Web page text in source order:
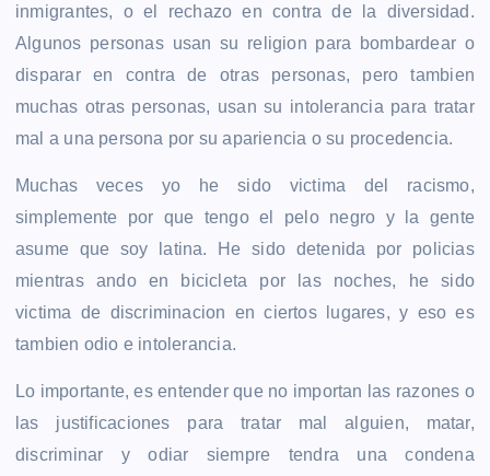
inmigrantes, o el rechazo en contra de la diversidad.
Algunos personas usan su religion para bombardear o
disparar en contra de otras personas, pero tambien
muchas otras personas, usan su intolerancia para tratar
mal a una persona por su apariencia o su procedencia.
Muchas veces yo he sido victima del racismo,
simplemente por que tengo el pelo negro y la gente
asume que soy latina. He sido detenida por policias
mientras ando en bicicleta por las noches, he sido
victima de discriminacion en ciertos lugares, y eso es
tambien odio e intolerancia.
Lo importante, es entender que no importan las razones o
las justificaciones para tratar mal alguien, matar,
discriminar y odiar siempre tendra una condena